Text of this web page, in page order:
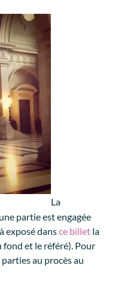
La
partie est engagée
exposé dansce billet la
et le référé). Pour
au procès au